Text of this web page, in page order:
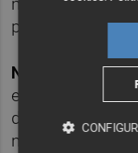
muestras del
profesional.
Nikola Maras: El
etapa como
disputados.
mercado